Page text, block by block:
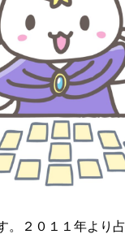
。２０１１年より